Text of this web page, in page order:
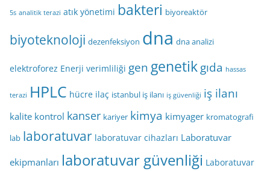
5s analitik terazi atık yönetimi bakteri biyoreaktör
biyoteknoloji dezenfeksiyon dna dna analizi
elektroforez Enerji verimliliği gen genetikgıda hassas
terazi HPLC hücre ilaç istanbul iş ilanı iş güvenliği iş ilanı
kalite kontrol kanser kariyer kimya kimyager kromatografi
lab laboratuvar laboratuvar cihazları Laboratuvar
ekipmanları laboratuvar güvenliği Laboratuvar